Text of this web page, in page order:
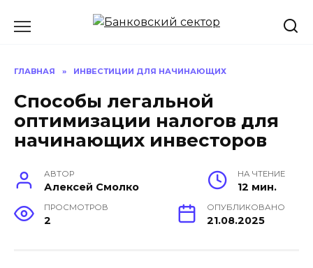
ГЛАВНАЯ » ИНВЕСТИЦИИ ДЛЯ НАЧИНАЮЩИХ
Способы легальной
оптимизации налогов для
начинающих инвесторов
АВТОР
Алексей Смолко
НА ЧТЕНИЕ
12 мин.
ПРОСМОТРОВ
2
ОПУБЛИКОВАНО
21.08.2025